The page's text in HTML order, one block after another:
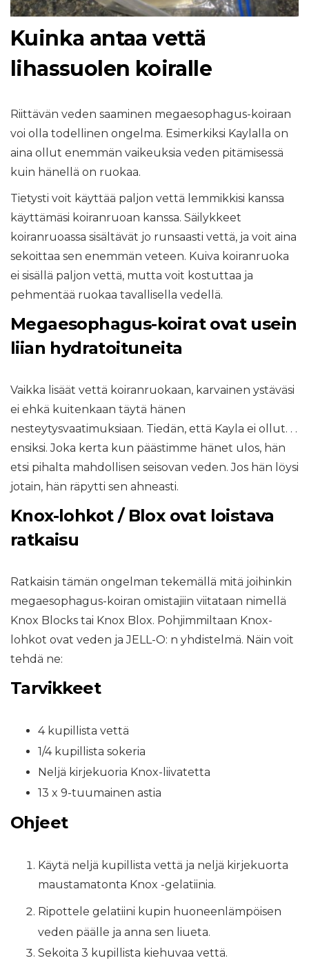
Kuinka antaa vettä
lihassuolen koiralle
Riittävän veden saaminen megaesophagus-koiraan
voi olla todellinen ongelma. Esimerkiksi Kaylalla on
aina ollut enemmän vaikeuksia veden pitämisessä
kuin hänellä on ruokaa.
Tietysti voit käyttää paljon vettä lemmikkisi kanssa
käyttämäsi koiranruoan kanssa. Säilykkeet
koiranruoassa sisältävät jo runsaasti vettä, ja voit aina
sekoittaa sen enemmän veteen. Kuiva koiranruoka
ei sisällä paljon vettä, mutta voit kostuttaa ja
pehmentää ruokaa tavallisella vedellä.
Megaesophagus-koirat ovat usein
liian hydratoituneita
Vaikka lisäät vettä koiranruokaan, karvainen ystäväsi
ei ehkä kuitenkaan täytä hänen
nesteytysvaatimuksiaan. Tiedän, että Kayla ei ollut. . .
ensiksi. Joka kerta kun päästimme hänet ulos, hän
etsi pihalta mahdollisen seisovan veden. Jos hän löysi
jotain, hän räpytti sen ahneasti.
Knox-lohkot / Blox ovat loistava
ratkaisu
Ratkaisin tämän ongelman tekemällä mitä joihinkin
megaesophagus-koiran omistajiin viitataan nimellä
Knox Blocks tai Knox Blox. Pohjimmiltaan Knox-
lohkot ovat veden ja JELL-O: n yhdistelmä. Näin voit
tehdä ne:
Tarvikkeet
4 kupillista vettä
1/4 kupillista sokeria
Neljä kirjekuoria Knox-liivatetta
13 x 9-tuumainen astia
Ohjeet
Käytä neljä kupillista vettä ja neljä kirjekuorta
maustamatonta Knox -gelatiinia.
Ripottele gelatiini kupin huoneenlämpöisen
veden päälle ja anna sen liueta.
Sekoita 3 kupillista kiehuvaa vettä.